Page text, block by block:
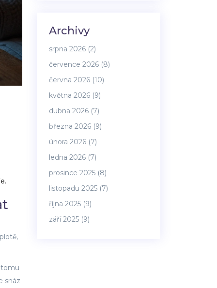
tomu
snáz
Archivy
srpna 2026 (2)
července 2026 (8)
června 2026 (10)
května 2026 (9)
dubna 2026 (7)
března 2026 (9)
února 2026 (7)
ledna 2026 (7)
prosince 2025 (8)
listopadu 2025 (7)
října 2025 (9)
září 2025 (9)